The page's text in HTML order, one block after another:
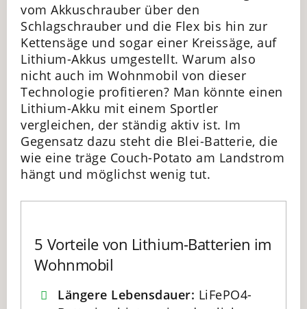
vom Akkuschrauber über den
Schlagschrauber und die Flex bis hin zur
Kettensäge und sogar einer Kreissäge, auf
Lithium-Akkus umgestellt. Warum also
nicht auch im Wohnmobil von dieser
Technologie profitieren? Man könnte einen
Lithium-Akku mit einem Sportler
vergleichen, der ständig aktiv ist. Im
Gegensatz dazu steht die Blei-Batterie, die
wie eine träge Couch-Potato am Landstrom
hängt und möglichst wenig tut.
5 Vorteile von Lithium-Batterien im
Wohnmobil
Längere Lebensdauer: LiFePO4-